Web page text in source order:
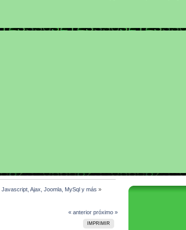
Ajax, Joomla, MySql y más »
« anterior próximo »
IMPRIMIR